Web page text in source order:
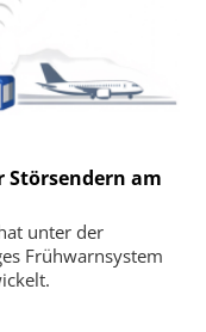
Störsendern am
unter der
Frühwarnsystem